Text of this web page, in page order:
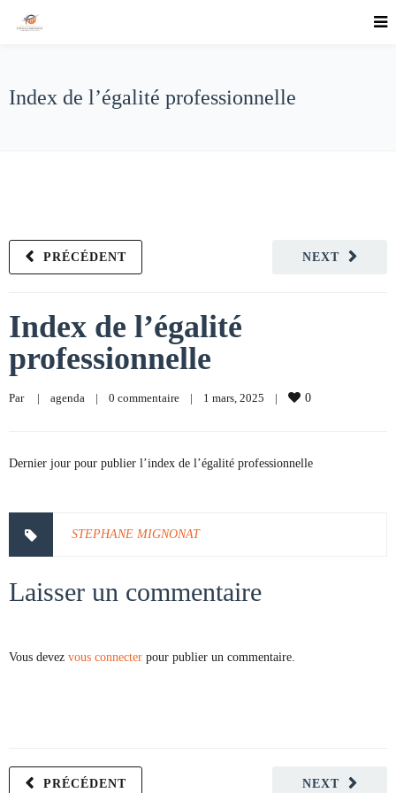
Index de l’égalité professionnelle
NEXT
PRÉCÉDENT
Index de l’égalité
professionnelle
Par | agenda | 0 commentaire | 1 mars, 2025 | 0
Dernier jour pour publier l’index de l’égalité professionnelle
STEPHANE MIGNONAT
Laisser un commentaire
Vous devez vous connecter pour publier un commentaire.
NEXT
PRÉCÉDENT